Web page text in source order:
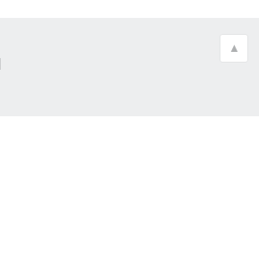
▲